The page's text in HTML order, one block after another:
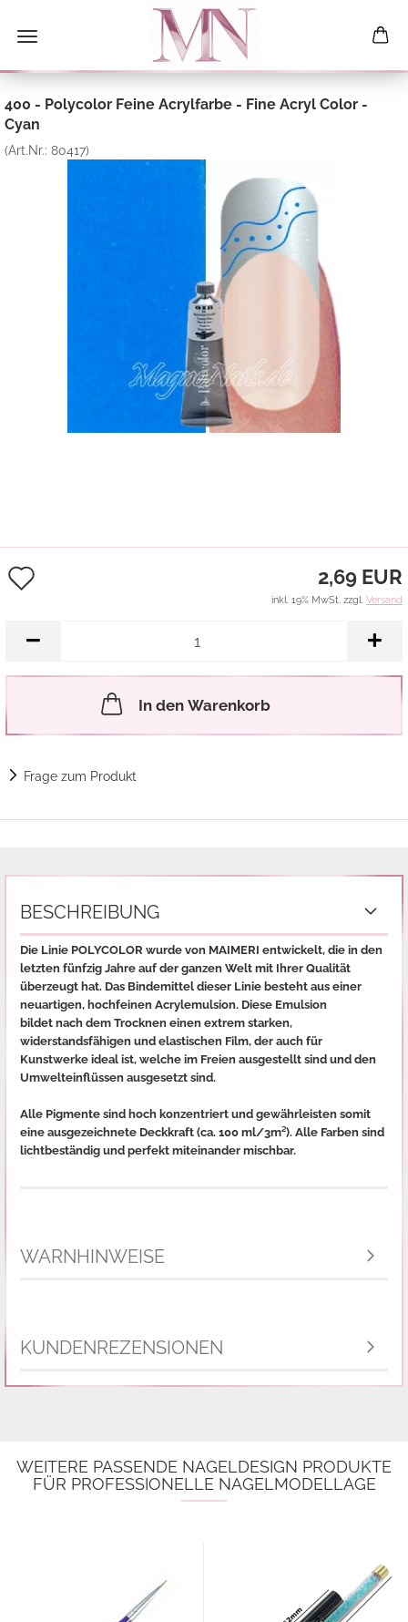
400 - Polycolor Feine Acrylfarbe - Fine Acryl Color -
Cyan
(Art.Nr.: 80417)
Merkzettel
2,69 EUR
inkl. 19% MwSt. zzgl. Versand
In den Warenkorb
Frage zum Produkt
BESCHREIBUNG
Die Linie POLYCOLOR wurde von MAIMERI entwickelt, die in den
letzten fünfzig Jahre auf der ganzen Welt mit Ihrer Qualität
überzeugt hat. Das Bindemittel dieser Linie besteht aus einer
neuartigen, hochfeinen Acrylemulsion. Diese Emulsion
bildet nach dem Trocknen einen extrem starken,
widerstandsfähigen und elastischen Film, der auch für
Kunstwerke ideal ist, welche im Freien ausgestellt sind und den
Umwelteinflüssen ausgesetzt sind.
Alle Pigmente sind hoch konzentriert und gewährleisten somit
eine ausgezeichnete Deckkraft (ca. 100 ml/3m²). Alle Farben sind
lichtbeständig und perfekt miteinander mischbar.
WARNHINWEISE
KUNDENREZENSIONEN
WEITERE PASSENDE NAGELDESIGN PRODUKTE
FÜR PROFESSIONELLE NAGELMODELLAGE